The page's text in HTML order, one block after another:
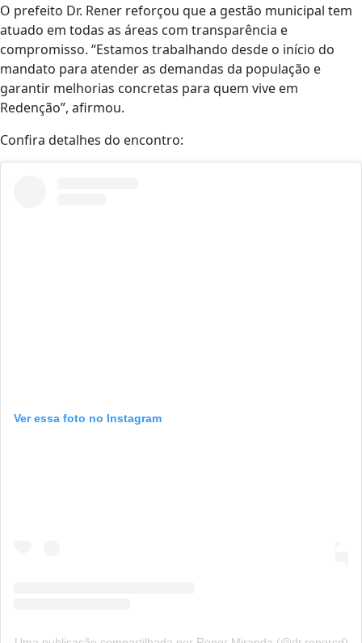
O prefeito Dr. Rener reforçou que a gestão municipal tem
atuado em todas as áreas com transparência e
compromisso. “Estamos trabalhando desde o início do
mandato para atender as demandas da população e
garantir melhorias concretas para quem vive em
Redenção”, afirmou.
Confira detalhes do encontro:
Ver essa foto no Instagram